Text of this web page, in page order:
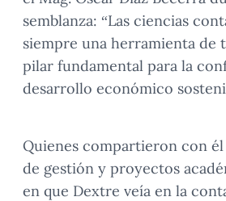
semblanza: “Las ciencias
siempre una herramienta de
pilar fundamental para la
desarrollo económico
Quienes compartieron con él
de gestión y proyectos
en que Dextre veía en la